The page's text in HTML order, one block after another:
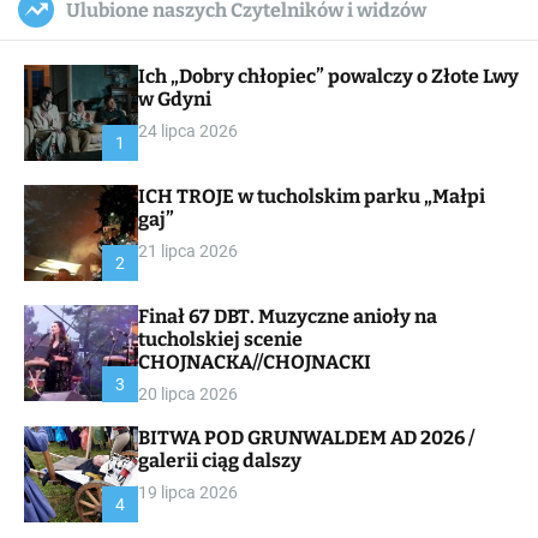
c
a
a
s
W
i
e
l
c
Ulubione naszych Czytelników i widzów
1
Ich „Dobry chłopiec” powalczy o Złote Lwy
w Gdyni
24 lipca 2026
2
ICH TROJE w tucholskim parku „Małpi
gaj”
21 lipca 2026
3
Finał 67 DBT. Muzyczne anioły na
tucholskiej scenie
CHOJNACKA//CHOJNACKI
20 lipca 2026
4
BITWA POD GRUNWALDEM AD 2026 /
galerii ciąg dalszy
19 lipca 2026